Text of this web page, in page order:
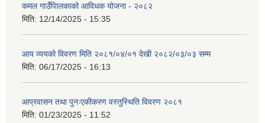
कमल गाउँपािलकाको आविधक योजना - २०८२
मिति: 12/14/2025 - 15:35
आय व्ययको विवरण मिति २०८१/०४/०१ देखी २०८२/०३/०३ सम्म
मिति: 06/17/2025 - 16:13
आप्रवासन तथा पुनःएकीकरण वस्तुस्थिति विवरण २०८१
मिति: 01/23/2025 - 11:52